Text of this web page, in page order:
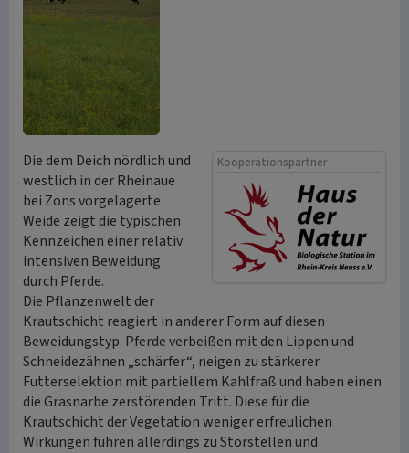
Kooperationspartner
Die dem Deich nördlich und
westlich in der Rheinaue
bei Zons vorgelagerte
Weide zeigt die typischen
Kennzeichen einer relativ
intensiven Beweidung
durch Pferde.
Die Pflanzenwelt der
Krautschicht reagiert in anderer Form auf diesen
Beweidungstyp. Pferde verbeißen mit den Lippen und
Schneidezähnen „schärfer“, neigen zu stärkerer
Futterselektion mit partiellem Kahlfraß und haben einen
die Grasnarbe zerstörenden Tritt. Diese für die
Krautschicht der Vegetation weniger erfreulichen
Wirkungen führen allerdings zu Störstellen und